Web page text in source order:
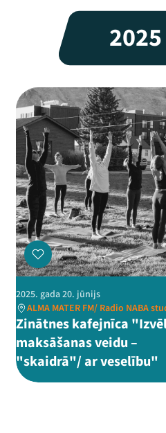
2025
2025. gada 20. jūnijs
ALMA MATER FM/ Radio NABA
Zinātnes kafejnīca
maksāšanas veidu –
"skaidrā"/ ar veselību"